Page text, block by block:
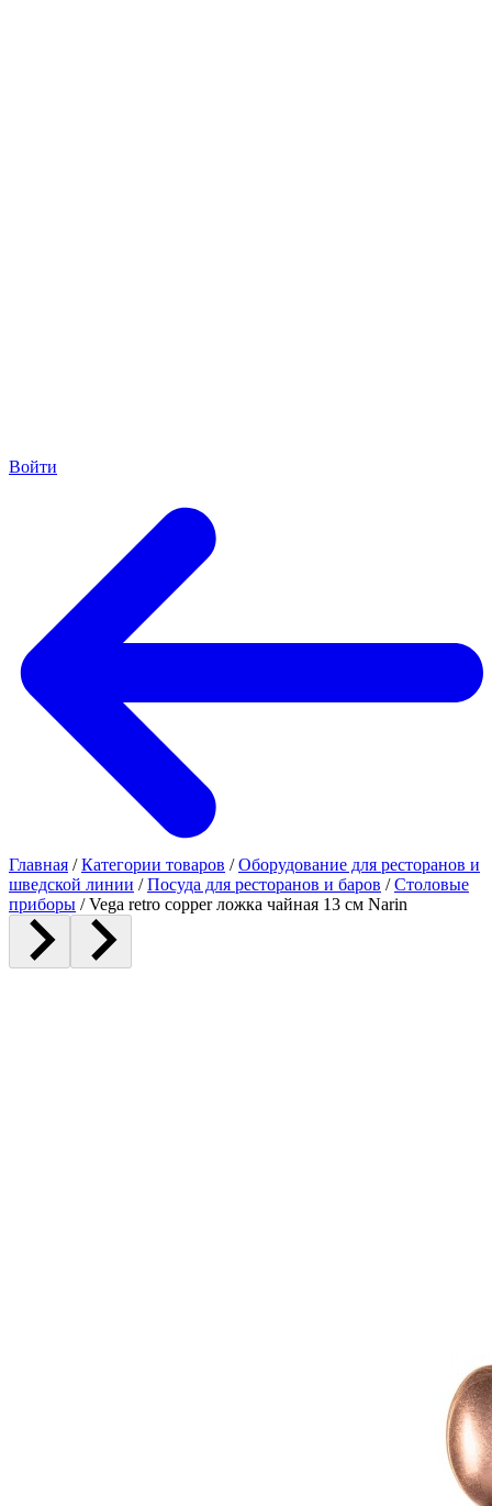
Войти
Главная / Категории товаров / Оборудование для ресторанов и
шведской линии / Посуда для ресторанов и баров / Столовые
приборы / Vega retro copper ложка чайная 13 см Narin